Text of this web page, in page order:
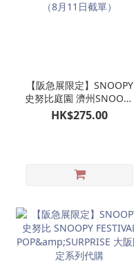
【阪急展限定】SNOOPY
史努比庭園 濟州SNOOPY
GARDEN 日本限定版 橙色
帽柑橘公仔掛飾 OLAF 歐
HK$275.00